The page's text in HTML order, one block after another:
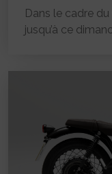
Dans le cadre
jusqu’à ce